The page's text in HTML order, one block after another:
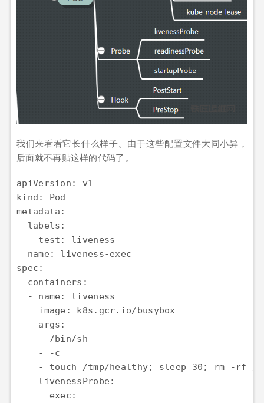
我们来看看它长什么样子。由于这些配置文件大同小异，
后面就不再贴这样的代码了。
apiVersion: v1
kind: Pod
metadata:
labels:
test: liveness
name: liveness-exec
spec:
containers:
- name: liveness
image: k8s.gcr.io/busybox
args:
- /bin/sh
- -c
- touch /tmp/healthy; sleep 30; rm -rf /
livenessProbe:
exec: